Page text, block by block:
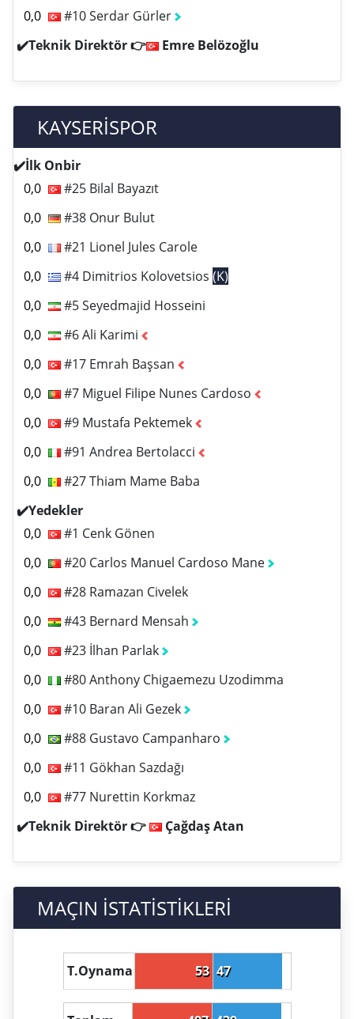
0,0
#10 Serdar Gürler
✔️Teknik Direktör 👉
Emre Belözoğlu
KAYSERİSPOR
✔️İlk Onbir
0,0
#25 Bilal Bayazıt
0,0
#38 Onur Bulut
0,0
#21 Lionel Jules Carole
0,0
#4 Dimitrios Kolovetsios (K)
0,0
#5 Seyedmajid Hosseini
0,0
#6 Ali Karimi
0,0
#17 Emrah Başsan
0,0
#7 Miguel Filipe Nunes Cardoso
0,0
#9 Mustafa Pektemek
0,0
#91 Andrea Bertolacci
0,0
#27 Thiam Mame Baba
✔️Yedekler
0,0
#1 Cenk Gönen
0,0
#20 Carlos Manuel Cardoso Mane
0,0
#28 Ramazan Civelek
0,0
#43 Bernard Mensah
0,0
#23 İlhan Parlak
0,0
#80 Anthony Chigaemezu Uzodimma
0,0
#10 Baran Ali Gezek
0,0
#88 Gustavo Campanharo
0,0
#11 Gökhan Sazdağı
0,0
#77 Nurettin Korkmaz
✔️Teknik Direktör 👉
Çağdaş Atan
MAÇIN İSTATİSTİKLERİ
T.Oynama 53 47